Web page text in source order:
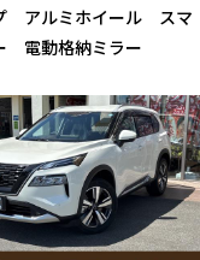
アルミホイール スマ
電動格納ミラー